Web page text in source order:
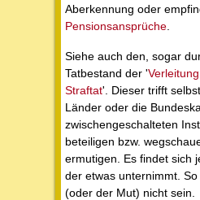
Aberkennung oder
Pensionsansprüche
Siehe auch den, sogar
Tatbestand der '
Straftat'. Dieser trifft
Länder oder die
zwischengeschalteten
beteiligen bzw.
ermutigen. Es findet sich
der etwas unternimmt.
(oder der Mut) nicht sein.